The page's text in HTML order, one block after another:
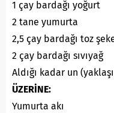
1 çay bardağı yoğurt
2 tane yumurta
2,5 çay bardağı toz
2 çay bardağı sıvıyağ
Aldığı kadar un
ÜZERİNE:
Yumurta akı